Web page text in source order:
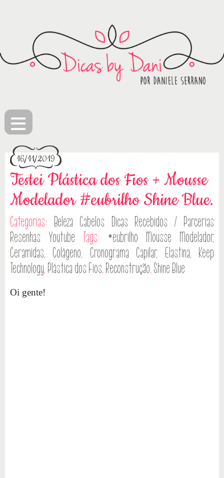
≡
16/11/2019
Testei Plástica dos Fios + Mousse
Modelador #eubrilho Shine Blue.
Categorias: Beleza Cabelos Dicas Recebidos / Parcerias
Resenhas Youtube Tags: #eubrilho Mousse Modelador,
Ceramidas, Colágeno, Cronograma Capilar, Elastina, Keep
Technology, Plástica dos Fios, Reconstrução, Shine Blue
Oi gente!